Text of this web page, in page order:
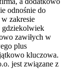
odnośnie do
zakresie
gdziekolwiek
zawiłych w
plus
kluczowa.
jest związane z